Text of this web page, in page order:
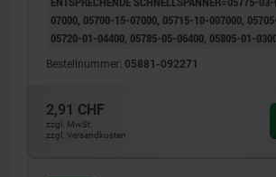
07000, 05700-15-07000, 05715-10-007000,
05720-01-04400, 05785-05-06400, 05805-01-
Bestellnummer: 05881-092271
2,91 CHF
zzgl. MwSt.
zzgl. Versandkosten